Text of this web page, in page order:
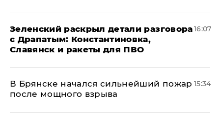
​Зеленский раскрыл детали разговора
с Драпатым: Константиновка,
Славянск и ракеты для ПВО
16:07
В Брянске начался сильнейший пожар
после мощного взрыва
15:34